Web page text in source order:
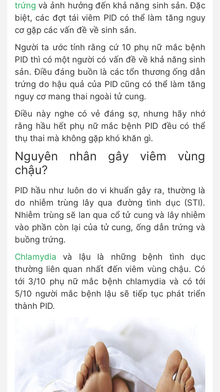
trứng và ảnh hưởng đến khả năng sinh sản. Đặc
biệt, các đợt tái viêm PID có thể làm tăng nguy
cơ gặp các vấn đề về sinh sản.
Người ta ước tính rằng cứ 10 phụ nữ mắc bệnh
PID thì có một người có vấn đề về khả năng sinh
sản. Điều đáng buồn là các tổn thương ống dẫn
trứng do hậu quả của PID cũng có thể làm tăng
nguy cơ mang thai ngoài tử cung.
Điều này nghe có vẻ đáng sợ, nhưng hãy nhớ
rằng hầu hết phụ nữ mắc bệnh PID đều có thể
thụ thai mà không gặp khó khăn gì.
Nguyên nhân gây viêm vùng
chậu?
PID hầu như luôn do vi khuẩn gây ra, thường là
do nhiễm trùng lây qua đường tình dục (STI).
Nhiễm trùng sẽ lan qua cổ tử cung và lây nhiễm
vào phần còn lại của tử cung, ống dẫn trứng và
buồng trứng.
Chlamydia và lậu là những bệnh tình dục
thường liên quan nhất đến viêm vùng chậu. Có
tới 3/10 phụ nữ mắc bệnh chlamydia và có tới
5/10 người mắc bệnh lậu sẽ tiếp tục phát triển
thành PID.